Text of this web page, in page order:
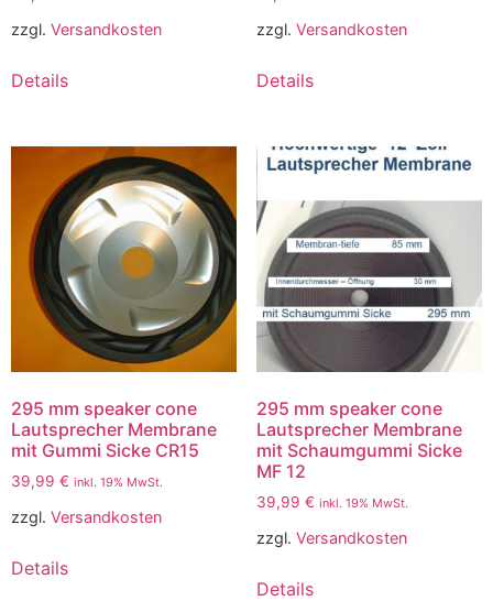
zzgl. Versandkosten
Details
zzgl. Versandkosten
Details
295 mm speaker cone
Lautsprecher Membrane
mit Gummi Sicke CR15
39,99 € inkl. 19% MwSt.
zzgl. Versandkosten
Details
295 mm speaker cone
Lautsprecher Membrane
mit Schaumgummi Sicke
MF 12
39,99 € inkl. 19% MwSt.
zzgl. Versandkosten
Details